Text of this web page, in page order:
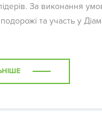
За виконання
та участь у